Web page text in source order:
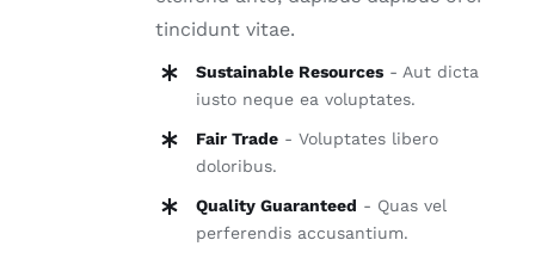
tincidunt vitae.
Sustainable Resources- Aut dicta
iusto neque ea voluptates.
Fair Trade- Voluptates libero
doloribus.
Quality Guaranteed - Quas vel
perferendis accusantium.